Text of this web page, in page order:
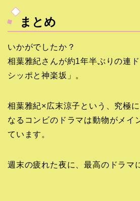
まとめ
いかがでしたか？
相葉雅紀さんが約1年半ぶりの連
シッポと神楽坂」。
相葉雅紀×広末涼子という、究極
なるコンビのドラマは動物がメイ
ています。
週末の疲れた夜に、最高のドラマ